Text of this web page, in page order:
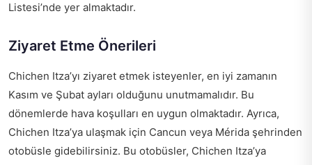
Listesi’nde yer almaktadır.
Ziyaret Etme Önerileri
Chichen Itza’yı ziyaret etmek isteyenler, en iyi zamanın
Kasım ve Şubat ayları olduğunu unutmamalıdır. Bu
dönemlerde hava koşulları en uygun olmaktadır. Ayrıca,
Chichen Itza’ya ulaşmak için Cancun veya Mérida şehrinden
otobüsle gidebilirsiniz. Bu otobüsler, Chichen Itza’ya